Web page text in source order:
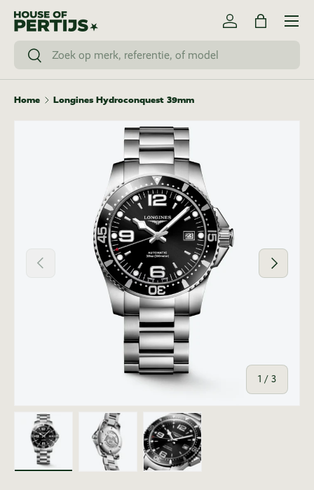
Ga naar inhoud
Zoeken
Zoeken
Inloggen
Tas
Menu
Home Longines Hydroconquest 39mm
Vorige
1 / van
3
Volgende